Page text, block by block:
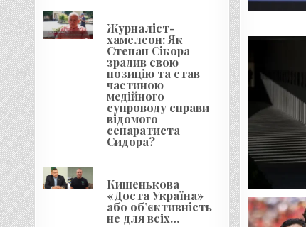
Журналіст-
хамелеон: Як
Степан Сікора
зрадив свою
позицію та став
частиною
медійного
супроводу справи
відомого
сепаратиста
Сидора?
Кишенькова
«Доста Україна»
або об’єктивність
не для всіх…